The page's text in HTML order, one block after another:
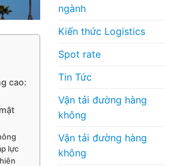
cao:
lực
ngành
Kiến thức Logistics
Spot rate
Tin Tức
Vận tải đường hàng
không
Vận tải đường hàng
không